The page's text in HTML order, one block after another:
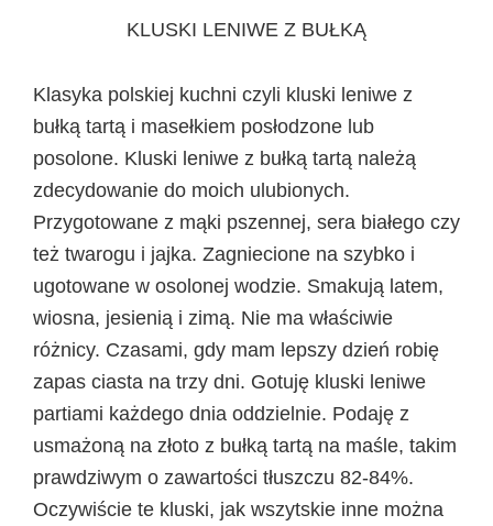
KLUSKI LENIWE Z BUŁKĄ
Klasyka polskiej kuchni czyli kluski leniwe z
bułką tartą i masełkiem posłodzone lub
posolone. Kluski leniwe z bułką tartą należą
zdecydowanie do moich ulubionych.
Przygotowane z mąki pszennej, sera białego czy
też twarogu i jajka. Zagniecione na szybko i
ugotowane w osolonej wodzie. Smakują latem,
wiosna, jesienią i zimą. Nie ma właściwie
różnicy. Czasami, gdy mam lepszy dzień robię
zapas ciasta na trzy dni. Gotuję kluski leniwe
partiami każdego dnia oddzielnie. Podaję z
usmażoną na złoto z bułką tartą na maśle, takim
prawdziwym o zawartości tłuszczu 82-84%.
Oczywiście te kluski, jak wszytskie inne można